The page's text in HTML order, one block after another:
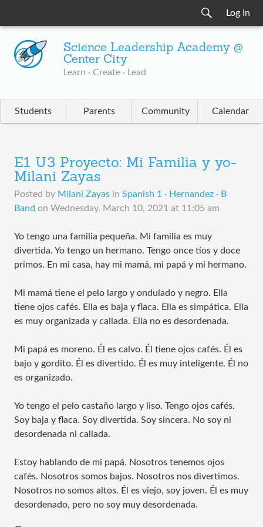
Log In
Science Leadership Academy @
Center City
Learn · Create · Lead
Students Parents Community Calendar
E1 U3 Proyecto: Mi Familia y yo-
Milani Zayas
Posted by Milani Zayas in Spanish 1 · Hernandez · B
Band on Wednesday, March 10, 2021 at 11:05 am
Yo tengo una familia pequeña. Mi familia es muy
divertida. Yo tengo un hermano. Tengo once tíos y doce
primos. En mi casa, hay mi mamá, mi papá y mi hermano.
Mi mamá tiene el pelo largo y ondulado y negro. Ella
tiene ojos cafés. Ella es baja y flaca. Ella es simpática. Ella
es muy organizada y callada. Ella no es desordenada.
Mi papá es moreno. Él es calvo. Él tiene ojos cafés. Él es
bajo y gordito. Él es divertido. Él es muy inteligente. Él no
es organizado.
Yo tengo el pelo castaño largo y liso. Tengo ojos cafés.
Soy baja y flaca. Soy divertida. Soy sincera. No soy ni
desordenada ni callada.
Estoy hablando de mi papá. Nosotros tenemos ojos
cafés. Nosotros somos bajos. Nosotros nos divertimos.
Nosotros no somos altos. Él es viejo, soy joven. Él es muy
desordenado, pero no soy muy desordenada.